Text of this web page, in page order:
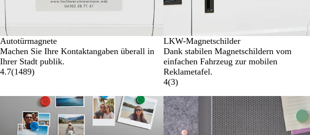
Autotürmagnete
Machen Sie Ihre Kontaktangaben überall in
Ihrer Stadt publik.
4.7(1489)
LKW-Magnetschilder
Dank stabilen Magnetschildern vom
einfachen Fahrzeug zur mobilen
Reklametafel.
4(3)